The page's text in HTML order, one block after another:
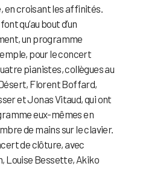
en croisant les affinités.
qu’au bout d’un
un programme
pour le concert
pianistes, collègues au
Florent Boffard,
et Jonas Vitaud, qui ont
eux-mêmes en
de mains sur le clavier.
de clôture, avec
Louise Bessette, Akiko